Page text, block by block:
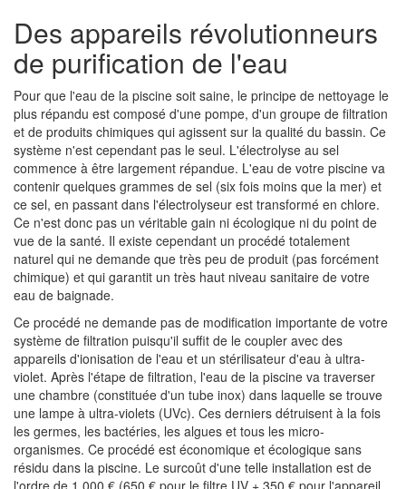
Des appareils révolutionneurs
de purification de l'eau
Pour que l'eau de la piscine soit saine, le principe de nettoyage le
plus répandu est composé d'une pompe, d'un groupe de filtration
et de produits chimiques qui agissent sur la qualité du bassin. Ce
système n'est cependant pas le seul. L'électrolyse au sel
commence à être largement répandue. L'eau de votre piscine va
contenir quelques grammes de sel (six fois moins que la mer) et
ce sel, en passant dans l'électrolyseur est transformé en chlore.
Ce n'est donc pas un véritable gain ni écologique ni du point de
vue de la santé. Il existe cependant un procédé totalement
naturel qui ne demande que très peu de produit (pas forcément
chimique) et qui garantit un très haut niveau sanitaire de votre
eau de baignade.
Ce procédé ne demande pas de modification importante de votre
système de filtration puisqu'il suffit de le coupler avec des
appareils d'ionisation de l'eau et un stérilisateur d'eau à ultra-
violet. Après l'étape de filtration, l'eau de la piscine va traverser
une chambre (constituée d'un tube inox) dans laquelle se trouve
une lampe à ultra-violets (UVc). Ces derniers détruisent à la fois
les germes, les bactéries, les algues et tous les micro-
organismes. Ce procédé est économique et écologique sans
résidu dans la piscine. Le surcoût d'une telle installation est de
l'ordre de 1 000 € (650 € pour le filtre UV + 350 € pour l'appareil